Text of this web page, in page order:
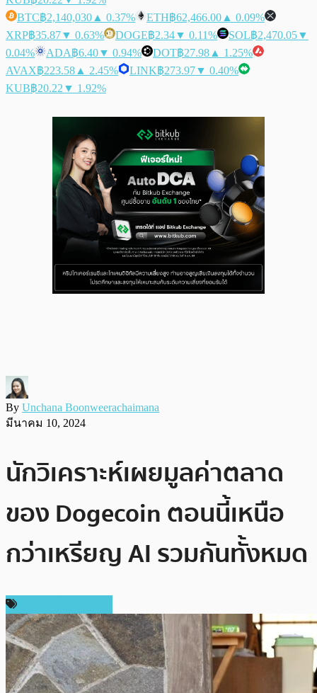
BTC฿2,140,030 ▲ 0.37% ETH฿62,466.00 ▲ 0.09%
XRP฿35.87▼ 0.63% DOGE฿2.34▼ 0.11% SOL฿2,470.05▼
0.04%
ADA฿6.40▼ 0.94% DOT฿27.98 ▲ 1.25%
AVAX฿223.58 ▲ 2.45% LINK฿273.97▼ 0.40%
KUB฿20.22 ▼ 1.92%
By Unchana Boonweerachaimana
มีนาคม 10, 2024
นักวิเคราะห์เผยมูลค่าตลาด
ของ Dogecoin ตอนนี้เหนือ
กว่าเหรียญ AI รวมกันทั้งหมด